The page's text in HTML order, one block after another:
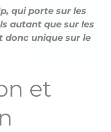
qui porte sur les
autant que sur les
donc unique sur le
et